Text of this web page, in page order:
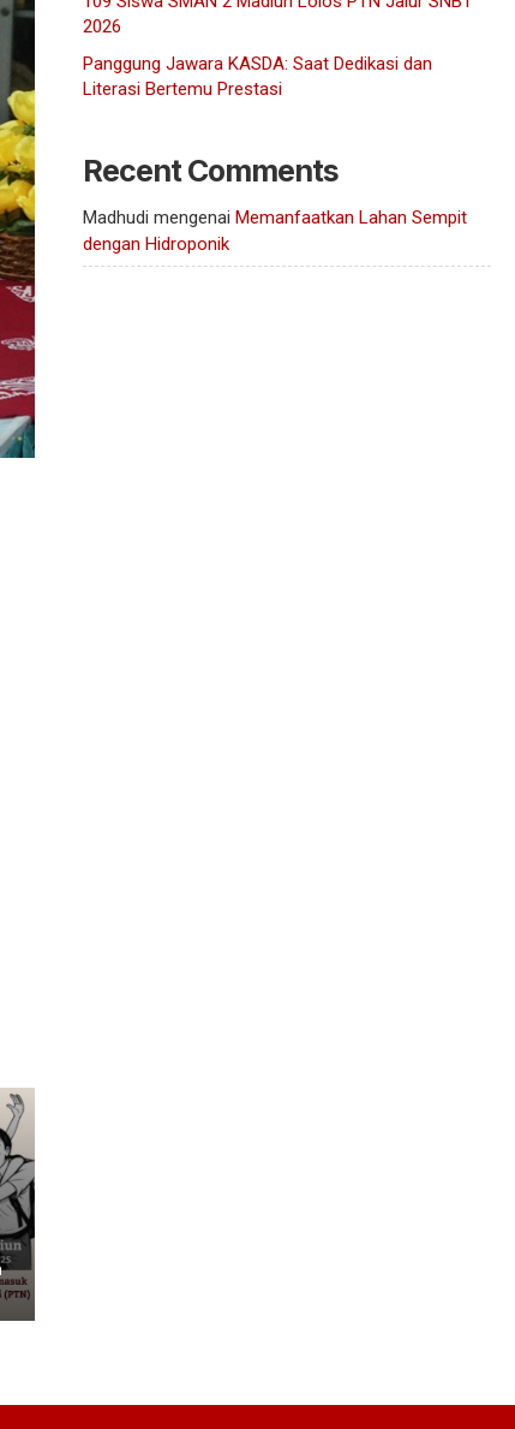
2026
Panggung Jawara KASDA: Saat Dedikasi dan
Literasi Bertemu Prestasi
Recent Comments
Madhudi mengenai Memanfaatkan Lahan Sempit
dengan Hidroponik